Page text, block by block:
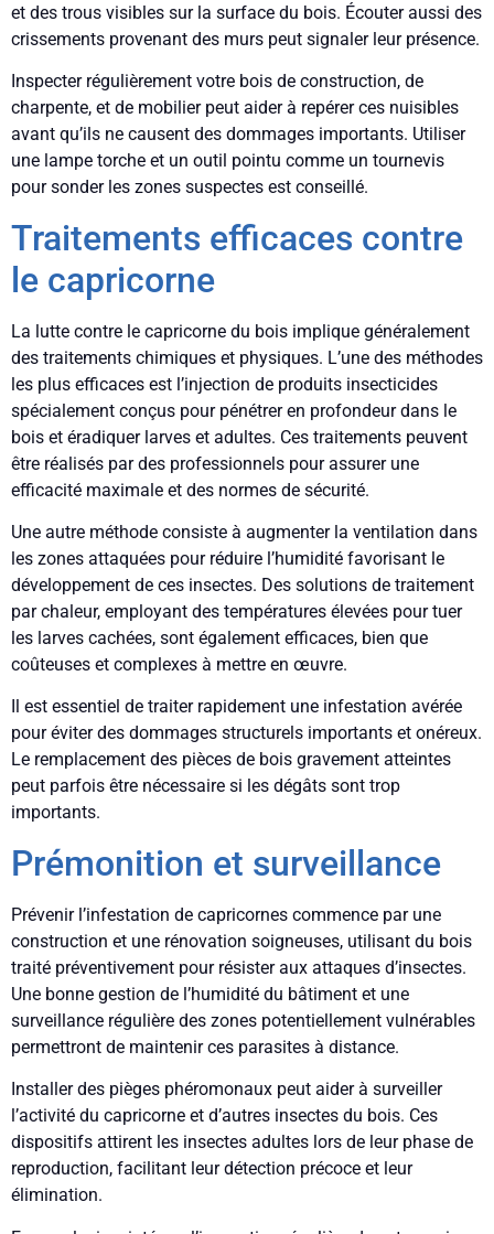
et des trous visibles sur la surface du bois. Écouter aussi des
crissements provenant des murs peut signaler leur présence.
Inspecter régulièrement votre bois de construction, de
charpente, et de mobilier peut aider à repérer ces nuisibles
avant qu’ils ne causent des dommages importants. Utiliser
une lampe torche et un outil pointu comme un tournevis
pour sonder les zones suspectes est conseillé.
Traitements efficaces contre
le capricorne
La lutte contre le capricorne du bois implique généralement
des traitements chimiques et physiques. L’une des méthodes
les plus efficaces est l’injection de produits insecticides
spécialement conçus pour pénétrer en profondeur dans le
bois et éradiquer larves et adultes. Ces traitements peuvent
être réalisés par des professionnels pour assurer une
efficacité maximale et des normes de sécurité.
Une autre méthode consiste à augmenter la ventilation dans
les zones attaquées pour réduire l’humidité favorisant le
développement de ces insectes. Des solutions de traitement
par chaleur, employant des températures élevées pour tuer
les larves cachées, sont également efficaces, bien que
coûteuses et complexes à mettre en œuvre.
Il est essentiel de traiter rapidement une infestation avérée
pour éviter des dommages structurels importants et onéreux.
Le remplacement des pièces de bois gravement atteintes
peut parfois être nécessaire si les dégâts sont trop
importants.
Prémonition et surveillance
Prévenir l’infestation de capricornes commence par une
construction et une rénovation soigneuses, utilisant du bois
traité préventivement pour résister aux attaques d’insectes.
Une bonne gestion de l’humidité du bâtiment et une
surveillance régulière des zones potentiellement vulnérables
permettront de maintenir ces parasites à distance.
Installer des pièges phéromonaux peut aider à surveiller
l’activité du capricorne et d’autres insectes du bois. Ces
dispositifs attirent les insectes adultes lors de leur phase de
reproduction, facilitant leur détection précoce et leur
élimination.